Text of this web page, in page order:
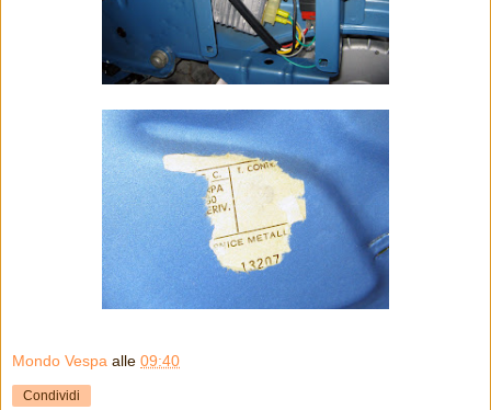
Mondo Vespa alle 09:40
Condividi